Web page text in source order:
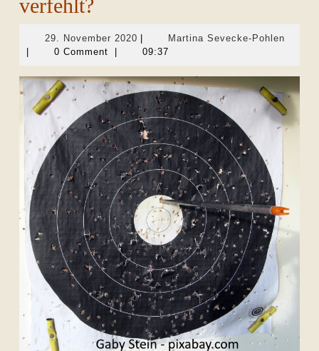
verfehlt?
29. November 2020 29.
November
Martina Sevecke-PohlenMartina
0 Comment 09:37